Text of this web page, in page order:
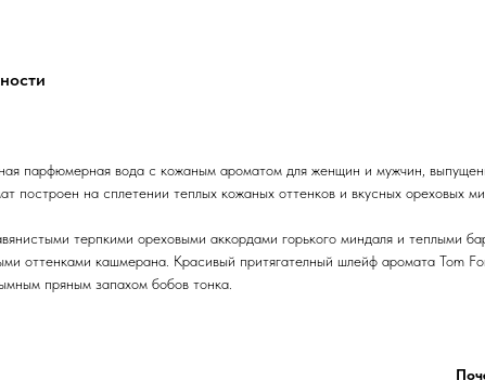
парфюмерная вода с кожаным ароматом для женщин и мужчин,
построен на сплетении теплых кожаных оттенков и вкусных ореховых
терпкими ореховыми аккордами горького миндаля и теплыми
оттенками кашмерана. Красивый притягателный шлейф аромата Tom
пряным запахом бобов тонка.